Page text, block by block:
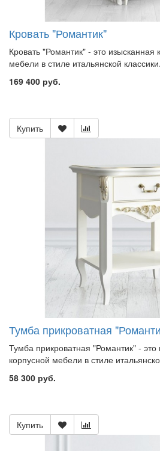
Кровать "Романтик"
Кровать "Романтик" - это изысканная
мебели в стиле итальянской
169 400 руб.
Купить
Тумба прикроватная
Тумба прикроватная "Романтик" - это
корпусной мебели в стиле
58 300 руб.
Купить